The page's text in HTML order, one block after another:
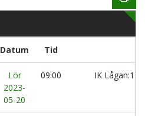
Datum Tid
Lör
2023-
05-20
09:00 IK Lågan:1